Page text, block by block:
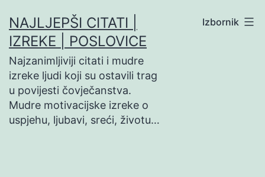
na
sadržaj
NAJLJEPŠI CITATI |
IZREKE | POSLOVICE
Najzanimljiviji citati i mudre
izreke ljudi koji su ostavili trag
u povijesti čovječanstva.
Mudre motivacijske izreke o
uspjehu, ljubavi, sreći, životu…
Izbornik